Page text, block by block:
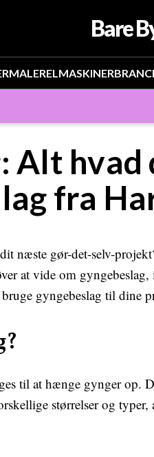
Bare
MALERELMASKINER
Alt
fra
næste gør-det-selv-
at vide om
gyngebeslag til dine
til at hænge gynger op.
størrelser og